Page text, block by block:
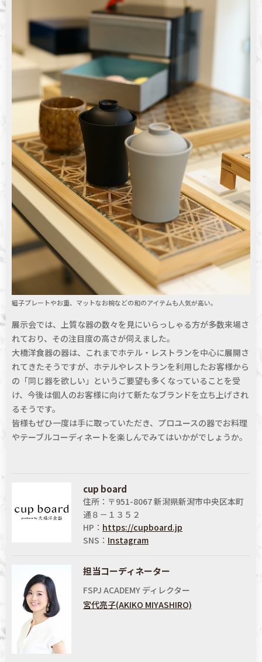
組子プレートやお重、マットなお椀などの和のアイテムも人気が高い。
展示会では、上質な器の数々を見にいらっしゃる方が多数来場さ
れており、その注目度の高さが伺えました。
大橋洋食器の器は、これまでホテル・レストランを中心に展開さ
れてきたそうですが、ホテルやレストランを利用したお客様から
の「同じ器を欲しい」というご要望も多くなっていることを受
け、今後は個人のお客様に向けて新たなブランドを立ち上げされ
るそうです。
皆様もぜひ一度は手に取っていただき、プロユースの器でお料理
やテーブルコーディネートを楽しんでみてはいかがでしょうか。
cup board
住所：〒951-8067 新潟県新潟市中央区本町
通８－１３５２
HP： https://cupboard.jp
SNS： Instagram
担当コーディネーター
FSPJ ACADEMY ディレクター
宮代亮⼦(AKIKO MIYASHIRO)